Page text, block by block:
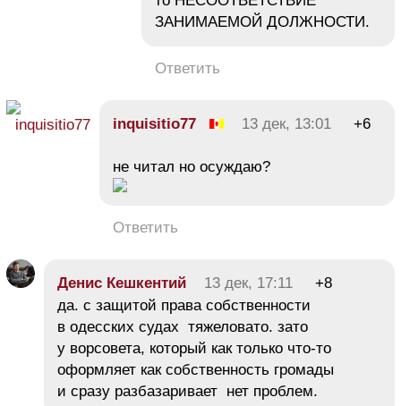
ЗАНИМАЕМОЙ ДОЛЖНОСТИ.
Ответить
inquisitiо77 13 дек, 13:01 +6
не читал но осуждаю?
Ответить
Денис Кешкентий 13 дек, 17:11
+8
да. с защитой права собственности
в одесских судах тяжеловато. зато
у ворсовета, который как только что-то
оформляет как собственность громады
и сразу разбазаривает нет проблем.